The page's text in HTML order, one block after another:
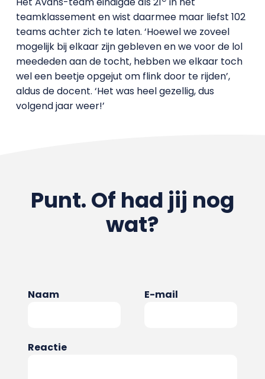
teamklassement en wist daarmee maar liefst 102
teams achter zich te laten. ‘Hoewel we zoveel
mogelijk bij elkaar zijn gebleven en we voor de lol
meededen aan de tocht, hebben we elkaar toch
wel een beetje opgejut om flink door te rijden’,
aldus de docent. ‘Het was heel gezellig, dus
volgend jaar weer!’
Punt. Of had jij nog
wat?
Naam E-mail
Reactie